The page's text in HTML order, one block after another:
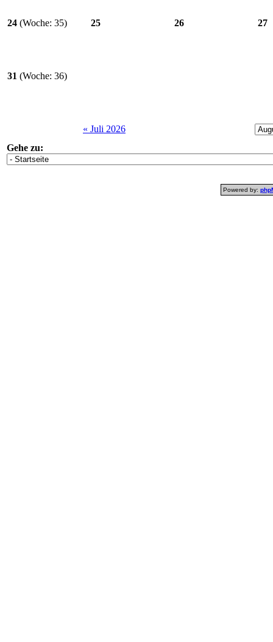
24 (Woche: 35) 25 26 27
31 (Woche: 36)
« Juli 2026
Gehe zu:
Powered by: